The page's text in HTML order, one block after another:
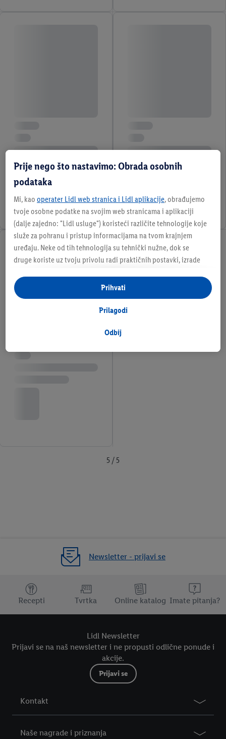
5 / 5
Newsletter - prijavi se
Dodatne teme
Recepti
Tvrtka Online katalog Imate pitanja?
Lidl Newsletter
Prijavi se na naš newsletter i ne propusti odlične ponude i
akcije.
Prijavi se
Kontakt
Naše nagrade i priznanja
Prije nego što nastavimo: Obrada osobnih
podataka
Mi, kao operater Lidl web stranica i Lidl aplikacije, obrađujemo
tvoje osobne podatke na svojim web stranicama i aplikaciji
(dalje zajedno: "Lidl usluge") koristeći različite tehnologije koje
služe za pohranu i pristup informacijama na tvom krajnjem
uređaju. Neke od tih tehnologija su tehnički nužne, dok se
druge koriste uz tvoju privolu radi praktičnih postavki, izrade
usluga. Ako si sudionik Lidl Plus programa, podaci o tvom
ponašanju pri kupnji u trgovinama također će se obrađivati u te
obrade i pronaći dodatne informacije o obradi podataka.
Klikom na "Prihvati" pristaješ na sve obrade za sve prethodno
Odbij
Prilagodi
Prihvati